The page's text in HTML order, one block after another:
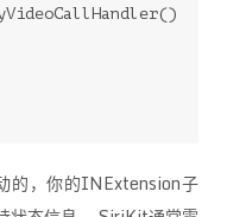
()
的，你的INExtension子